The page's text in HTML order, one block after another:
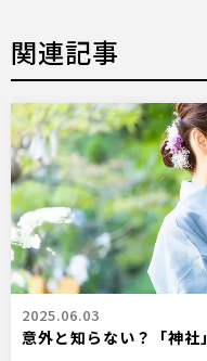
関連記事
2025.06.03
意外と知らない？「神